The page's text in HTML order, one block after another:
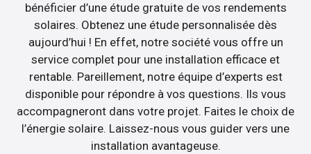
bénéficier d’une étude gratuite de vos rendements
solaires. Obtenez une étude personnalisée dès
aujourd’hui ! En effet, notre société vous offre un
service complet pour une installation efficace et
rentable. Pareillement, notre équipe d’experts est
disponible pour répondre à vos questions. Ils vous
accompagneront dans votre projet. Faites le choix de
l’énergie solaire. Laissez-nous vous guider vers une
installation avantageuse.